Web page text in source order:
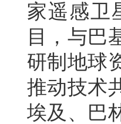
家遥感卫
目，与巴
研制地球
推动技术
埃及、巴